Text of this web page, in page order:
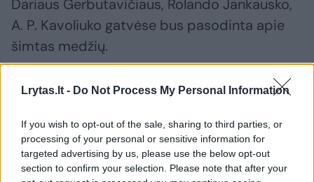
Lrytas.lt - Do Not Process My Personal Information
If you wish to opt-out of the sale, sharing to third parties, or
processing of your personal or sensitive information for
targeted advertising by us, please use the below opt-out
section to confirm your selection. Please note that after your
Dariaus Gerbutavičiaus, Rolando Jankausko,
A. P. Kavoliuko gatvėse bus pasodinta apie
šimtas medžių.